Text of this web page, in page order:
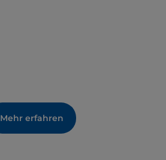
Mehr erfahren